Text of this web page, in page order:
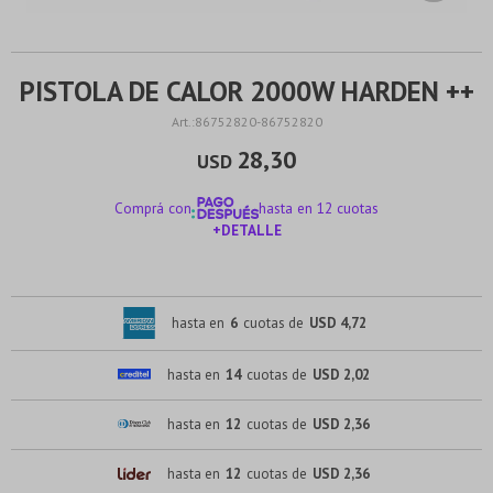
PISTOLA DE CALOR 2000W HARDEN ++
86752820-86752820
USD 28,30
Comprá con
hasta en 12 cuotas
+DETALLE
hasta en 6 cuotas de USD 4,72
hasta en 14 cuotas de USD 2,02
hasta en 12 cuotas de USD 2,36
hasta en 12 cuotas de USD 2,36